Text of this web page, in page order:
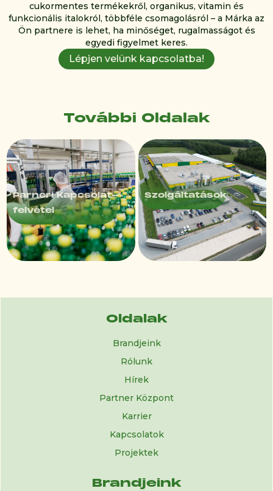
cukormentes termékekről, organikus, vitamin és
funkcionális italokról, többféle csomagolásról – a Márka az
Ön partnere is lehet, ha minőséget, rugalmasságot és
egyedi figyelmet keres.
Lépjen velünk kapcsolatba!
További Oldalak
Parneri Kapcsolat-
felvétel
Szolgáltatások
Oldalak
Brandjeink
Rólunk
Hírek
Partner Központ
Karrier
Kapcsolatok
Projektek
Brandjeink